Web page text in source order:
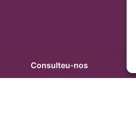
Consulteu-nos